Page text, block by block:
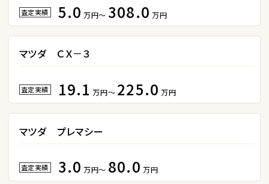
カローラフィールダー
ミニバン・1ＢＯＸ
1 位
2位
査定実績 5.0 万円～ 308.0 万円
マツダ ＣＸ－３
査定実績 19.1 万円～ 225.0 万円
マツダ プレマシー
査定実績 3.0 万円～ 80.0 万円